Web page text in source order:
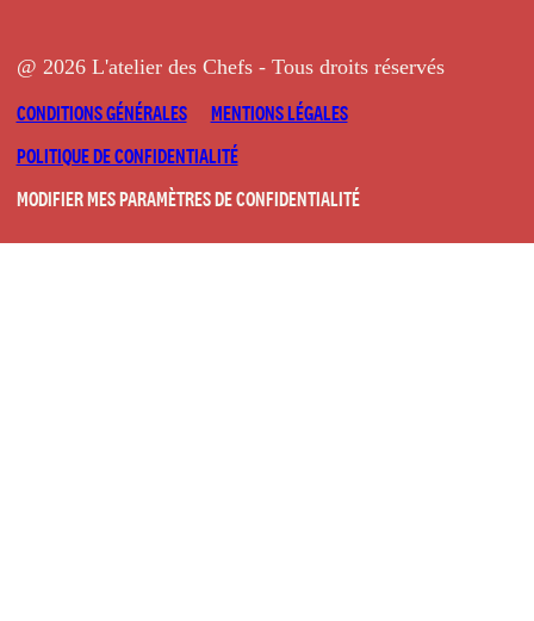
@ 2026 L'atelier des Chefs - Tous droits réservés
CONDITIONS GÉNÉRALES
MENTIONS LÉGALES
POLITIQUE DE CONFIDENTIALITÉ
MODIFIER MES PARAMÈTRES DE CONFIDENTIALITÉ